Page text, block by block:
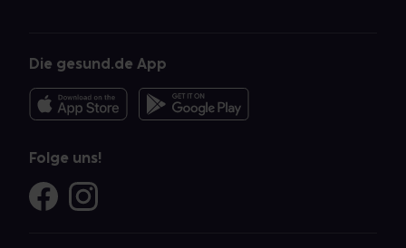
Die gesund.de App
Folge uns!